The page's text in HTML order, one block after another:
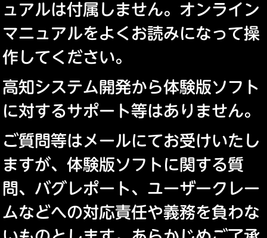
ュアルは付属しません。オンライン
マニュアルをよくお読みになって操
作してください。
高知システム開発から体験版ソフト
に対するサポート等はありません。
ご質問等はメールにてお受けいたし
ますが、体験版ソフトに関する質
問、バグレポート、ユーザークレー
ムなどへの対応責任や義務を負わな